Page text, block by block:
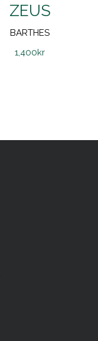
ZEUS
BARTHES
1,400kr